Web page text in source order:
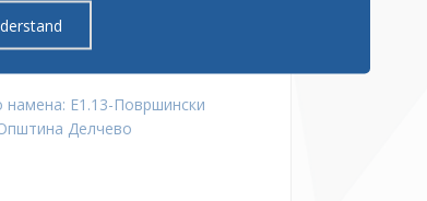
на урбанистички план со
на КП 925 КО ОЧИПАЛА
Е1.13-Површински
Делчево